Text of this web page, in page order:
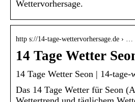
Wettervorhersage.
http s://14-tage-wettervorhersage.de › …
14 Tage Wetter
14 Tage Wetter Seon | 14-tage-
Das 14 Tage Wetter für Seon